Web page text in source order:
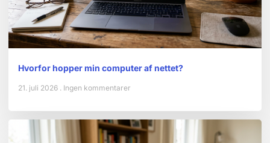
Hvorfor hopper min computer af nettet?
21. juli 2026 Ingen kommentarer